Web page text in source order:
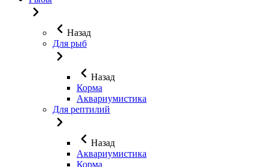
Назад
Для рыб
Назад
Корма
Аквариумистика
Для рептилий
Назад
Аквариумистика
Корма